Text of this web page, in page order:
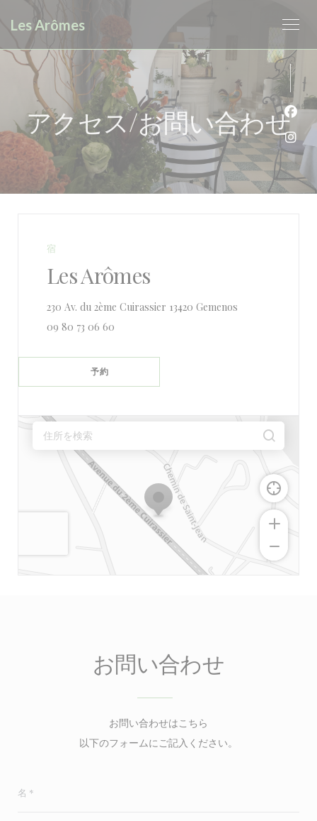
Les Arômes
アクセス/お問い合わせ
宿
Les Arômes
230 Av. du 2ème Cuirassier 13420 Gemenos
09 80 73 06 60
予約
お問い合わせ
お問い合わせはこちら
以下のフォームにご記入ください。